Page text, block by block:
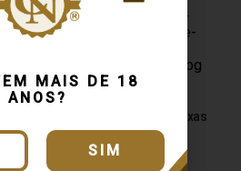
MAIS DE 18
ANOS?
SIM
Cachaça Wille Blend
Amburana e Carvalho Texas
700ml